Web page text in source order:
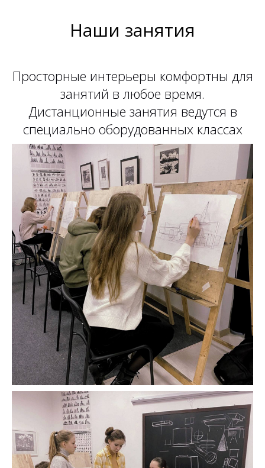
Наши занятия
Просторные интерьеры комфортны для
занятий в любое время.
Дистанционные занятия ведутся в
специально оборудованных классах